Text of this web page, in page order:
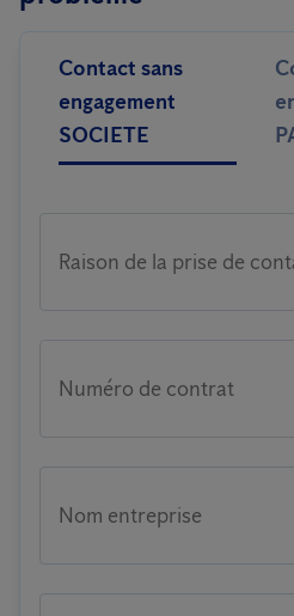
Contact sans
engagement
SOCIETE
Raison de la prise de
Numéro de contrat
Nom entreprise